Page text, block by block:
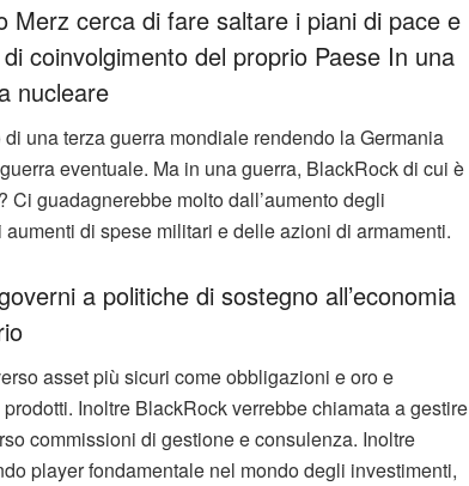
Merz cerca di fare saltare i piani di pace e
coinvolgimento del proprio Paese In una
nucleare
una terza guerra mondiale rendendo la Germania
eventuale. Ma in una guerra, BlackRock di cui è
guadagnerebbe molto dall’aumento degli
di spese militari e delle azioni di armamenti.
a politiche di sostegno all’economia
asset più sicuri come obbligazioni e oro e
Inoltre BlackRock verrebbe chiamata a gestire
commissioni di gestione e consulenza. Inoltre
player fondamentale nel mondo degli investimenti,